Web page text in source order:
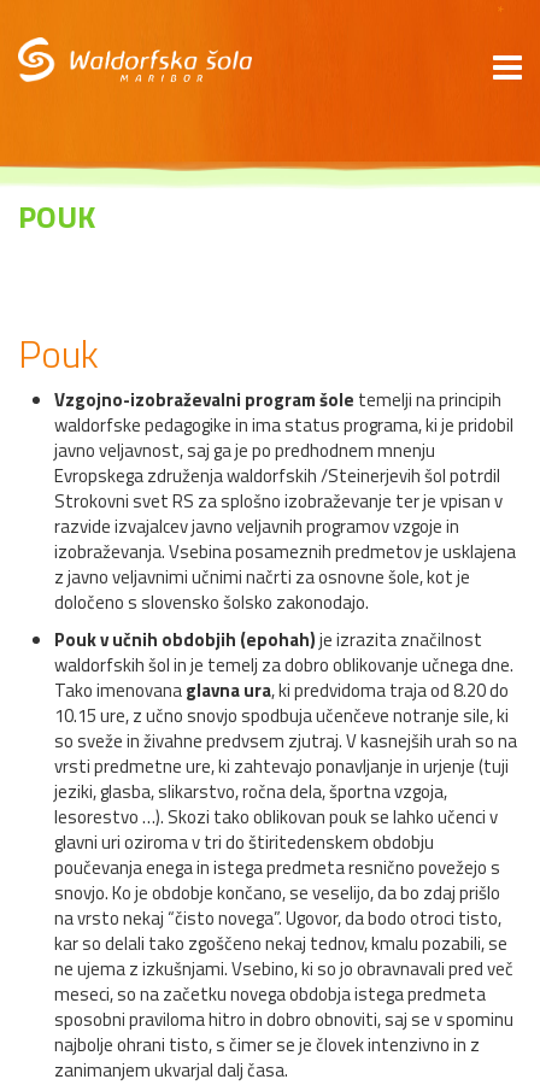
*
POUK
Pouk
Vzgojno-izobraževalni program šole temelji na principih
waldorfske pedagogike in ima status programa, ki je pridobil
javno veljavnost, saj ga je po predhodnem mnenju
Evropskega združenja waldorfskih /Steinerjevih šol potrdil
Strokovni svet RS za splošno izobraževanje ter je vpisan v
razvide izvajalcev javno veljavnih programov vzgoje in
izobraževanja. Vsebina posameznih predmetov je usklajena
z javno veljavnimi učnimi načrti za osnovne šole, kot je
določeno s slovensko šolsko zakonodajo.
Pouk v učnih obdobjih (epohah)je izrazita značilnost
waldorfskih šol in je temelj za dobro oblikovanje učnega dne.
Tako imenovanaglavna ura, ki predvidoma traja od 8.20 do
10.15 ure, z učno snovjo spodbuja učenčeve notranje sile, ki
so sveže in živahne predvsem zjutraj. V kasnejših urah so na
vrsti predmetne ure, ki zahtevajo ponavljanje in urjenje (tuji
jeziki, glasba, slikarstvo, ročna dela, športna vzgoja,
lesorestvo …). Skozi tako oblikovan pouk se lahko učenci v
glavni uri oziroma v tri do štiritedenskem obdobju
poučevanja enega in istega predmeta resnično povežejo s
snovjo. Ko je obdobje končano, se veselijo, da bo zdaj prišlo
na vrsto nekaj “čisto novega”. Ugovor, da bodo otroci tisto,
kar so delali tako zgoščeno nekaj tednov, kmalu pozabili, se
ne ujema z izkušnjami. Vsebino, ki so jo obravnavali pred več
meseci, so na začetku novega obdobja istega predmeta
sposobni praviloma hitro in dobro obnoviti, saj se v spominu
najbolje ohrani tisto, s čimer se je človek intenzivno in z
zanimanjem ukvarjal dalj časa.